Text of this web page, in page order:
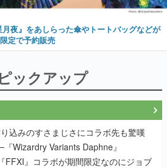
夜』をあしらった傘やトートバッグなどが
定で予約販売
ックアップ
込みのすさまじさにコラボ先も驚嘆
Wizardry Variants Daphne』
FFXI』コラボが期間限定なのにジョブ